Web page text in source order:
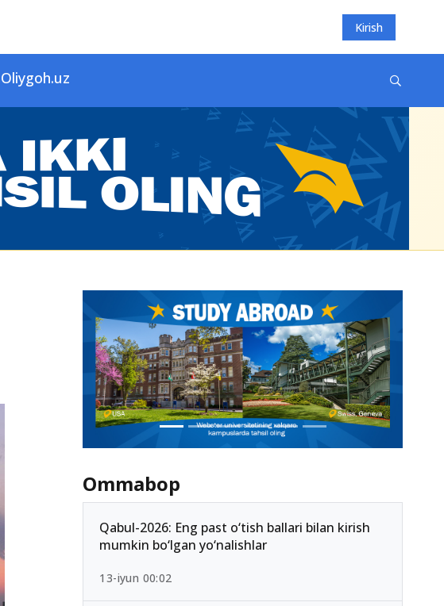
Kirish
Ommabop
Qabul-2026: Eng past o‘tish ballari bilan kirish
mumkin bo‘lgan yo‘nalishlar
13-iyun 00:02